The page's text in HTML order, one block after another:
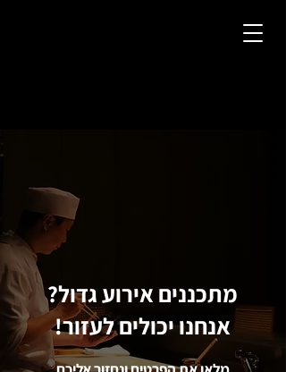
מתכננים אירוע גדול?
אנחנו יכולים לעזור!